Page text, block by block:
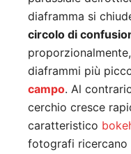
diaframma si
circolo di
diaframmi più
campo. Al
cerchio cresce
caratteristico
fotografi ricercano